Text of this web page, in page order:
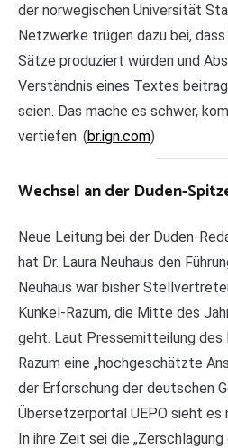
der norwegischen Universität
Netzwerke trügen dazu bei,
Sätze produziert würden und
Verständnis eines Textes
seien. Das mache es schwer,
vertiefen. (br.ign.com)
Wechsel an der Duden-
Neue Leitung bei der Duden-
hat Dr. Laura Neuhaus den
Neuhaus war bisher
Kunkel-Razum, die Mitte des
geht. Laut Pressemitteilung des
Razum eine „hochgeschätzte
der Erforschung der deutschen
Übersetzerportal UEPO sieht es
In ihre Zeit sei die